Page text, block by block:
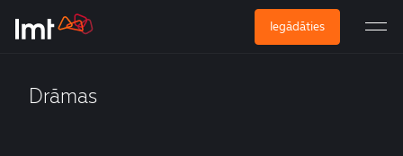
Iegādāties
Drāmas